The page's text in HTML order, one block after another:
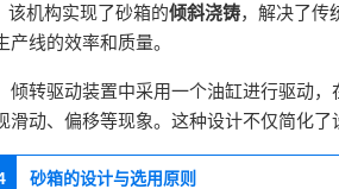
该机构实现了砂箱的倾斜浇铸，解决了传
产线的效率和质量。
倾转驱动装置中采用一个油缸进行驱动
滑动、偏移等现象。这种设计不仅简化
砂箱的设计与选用原则